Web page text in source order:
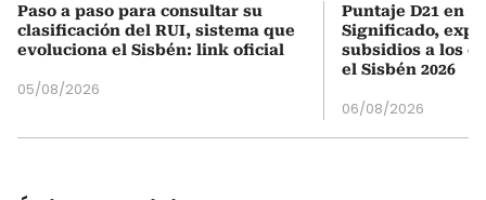
Paso a paso para consultar su
clasificación del RUI, sistema que
evoluciona el Sisbén: link oficial
05/08/2026
Puntaje D21 en
Significado,
subsidios a los
el Sisbén 2026
06/08/2026